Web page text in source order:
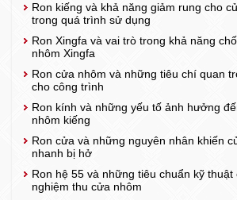
Ron kiếng và khả năng giảm rung cho
trong quá trình sử dụng
Ron Xingfa và vai trò trong khả năng
nhôm Xingfa
Ron cửa nhôm và những tiêu chí quan
cho công trình
Ron kính và những yếu tố ảnh hưởng
nhôm kiếng
Ron cửa và những nguyên nhân khiến
nhanh bị hở
Ron hệ 55 và những tiêu chuẩn kỹ thuật
nghiệm thu cửa nhôm